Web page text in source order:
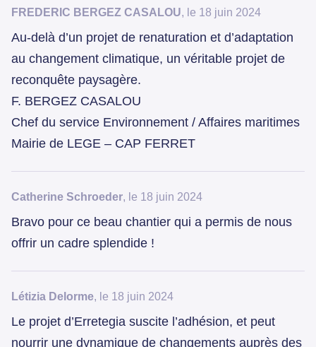
FREDERIC BERGEZ CASALOU, le 18 juin 2024
Au-delà d’un projet de renaturation et d’adaptation
au changement climatique, un véritable projet de
reconquête paysagère.
F. BERGEZ CASALOU
Chef du service Environnement / Affaires maritimes
Mairie de LEGE – CAP FERRET
Catherine Schroeder, le 18 juin 2024
Bravo pour ce beau chantier qui a permis de nous
offrir un cadre splendide !
Létizia Delorme, le 18 juin 2024
Le projet d’Erretegia suscite l’adhésion, et peut
nourrir une dynamique de changements auprès des